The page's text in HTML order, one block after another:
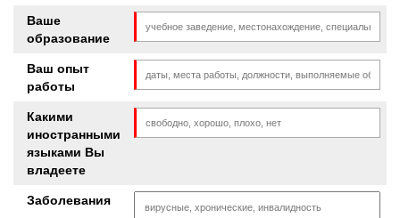
Ваше
образование
Ваш опыт
работы
Какими
иностранными
языками Вы
владеете
Заболевания